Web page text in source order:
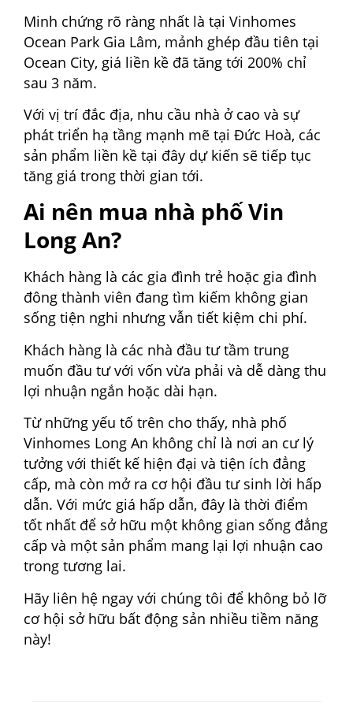
Minh chứng rõ ràng nhất là tại Vinhomes
Ocean Park Gia Lâm, mảnh ghép đầu tiên tại
Ocean City, giá liền kề đã tăng tới 200% chỉ
sau 3 năm.
Với vị trí đắc địa, nhu cầu nhà ở cao và sự
phát triển hạ tầng mạnh mẽ tại Đức Hoà, các
sản phẩm liền kề tại đây dự kiến sẽ tiếp tục
tăng giá trong thời gian tới.
Ai nên mua nhà phố Vin
Long An?
Khách hàng là các gia đình trẻ hoặc gia đình
đông thành viên đang tìm kiếm không gian
sống tiện nghi nhưng vẫn tiết kiệm chi phí.
Khách hàng là các nhà đầu tư tầm trung
muốn đầu tư với vốn vừa phải và dễ dàng thu
lợi nhuận ngắn hoặc dài hạn.
Từ những yếu tố trên cho thấy, nhà phố
Vinhomes Long An không chỉ là nơi an cư lý
tưởng với thiết kế hiện đại và tiện ích đẳng
cấp, mà còn mở ra cơ hội đầu tư sinh lời hấp
dẫn. Với mức giá hấp dẫn, đây là thời điểm
tốt nhất để sở hữu một không gian sống đẳng
cấp và một sản phẩm mang lại lợi nhuận cao
trong tương lai.
Hãy liên hệ ngay với chúng tôi để không bỏ lỡ
cơ hội sở hữu bất động sản nhiều tiềm năng
này!